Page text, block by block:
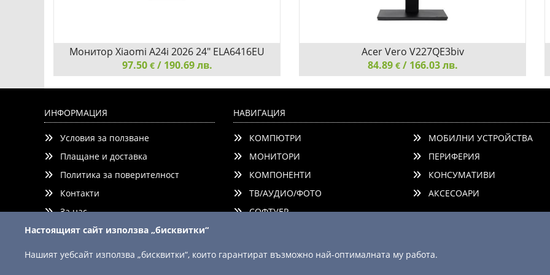
Сравни
Монитор Xiaomi A24i 2026 24" ELA6416EU
97.50 €/ 190.69 лв.
Anti-Glare, FreeSync, Flicker-Less, BlueLightShield,
HDMI, VGA, VESA, Energy Class E, Black, 3Y
Сравни
Acer Vero V227QE3biv
84.89 €/ 166.03 лв.
ИНФОРМАЦИЯ
Условия за ползване
Плащане и доставка
Политика за поверителност
Контакти
За нас
НАВИГАЦИЯ
КОМПЮТРИ
МОБИЛНИ УСТРОЙСТВА
МОНИТОРИ
ПЕРИФЕРИЯ
КОМПОНЕНТИ
КОНСУМАТИВИ
ТВ/АУДИО/ФОТО
АКСЕСОАРИ
СОФТУЕР
© 2003 - 2026 ComSystems Ltd. Всички права запазени
Настоящият сайт използва „бисквитки“
Нашият уебсайт използва „бисквитки“, които гарантират възможно най-оптималната му работа.